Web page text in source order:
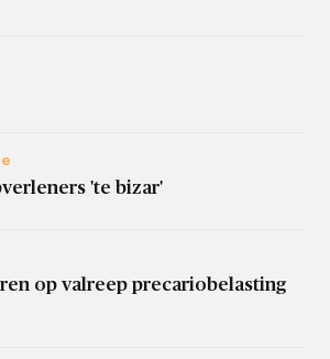
'te bizar'
op valreep precariobelasting